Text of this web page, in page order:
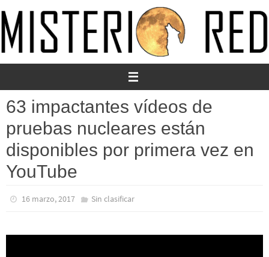
al
contenido
63 impactantes vídeos de
pruebas nucleares están
disponibles por primera vez en
YouTube
16 marzo, 2017 Sin clasificar